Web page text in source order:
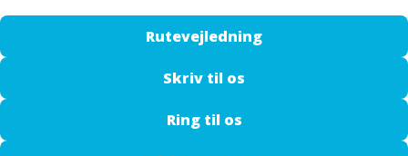
Rutevejledning
Skriv til os
Ring til os